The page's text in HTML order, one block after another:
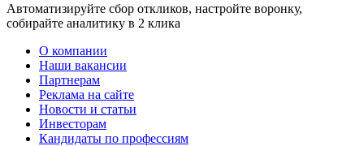
Автоматизируйте сбор откликов, настройте воронку,
собирайте аналитику в 2 клика
О компании
Наши вакансии
Партнерам
Реклама на сайте
Новости и статьи
Инвесторам
Кандидаты по профессиям